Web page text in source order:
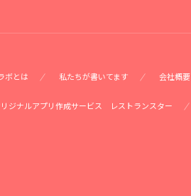
ボとは 私たちが書いてます 会社概要
ジナルアプリ作成サービス レストランスター